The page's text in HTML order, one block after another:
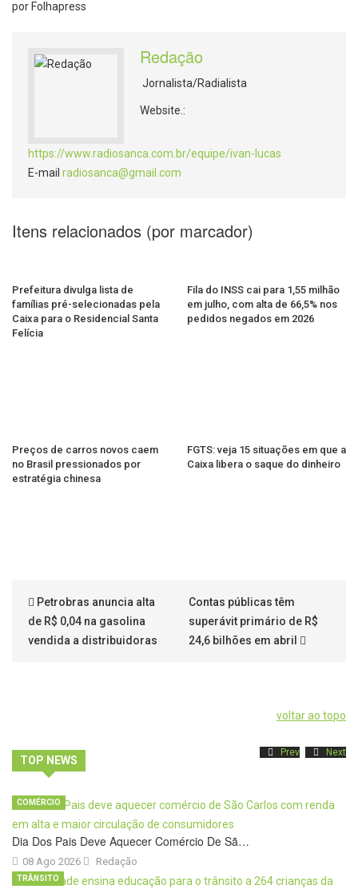
por Folhapress
Redação
Jornalista/Radialista
Website.:
https://www.radiosanca.com.br/equipe/ivan-lucas
E-mail radiosanca@gmail.com
Itens relacionados (por marcador)
Prefeitura divulga lista de
famílias pré-selecionadas pela
Caixa para o Residencial Santa
Felícia
Fila do INSS cai para 1,55 milhão
em julho, com alta de 66,5% nos
pedidos negados em 2026
Preços de carros novos caem
no Brasil pressionados por
estratégia chinesa
FGTS: veja 15 situações em que a
Caixa libera o saque do dinheiro
Petrobras anuncia alta
de R$ 0,04 na gasolina
vendida a distribuidoras
Contas públicas têm
superávit primário de R$
24,6 bilhões em abril
voltar ao topo
TOP NEWS
Prev Next
Dia Dos Pais Deve Aquecer Comércio De Sã…
08 Ago 2026
COMÉRCIO
Redação
TRÂNSITO